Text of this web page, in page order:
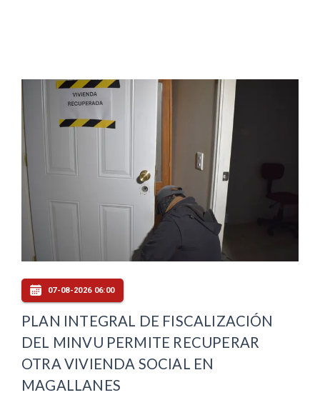
07-08-2026 06:00
PLAN INTEGRAL DE FISCALIZACIÓN
DEL MINVU PERMITE RECUPERAR
OTRA VIVIENDA SOCIAL EN
MAGALLANES